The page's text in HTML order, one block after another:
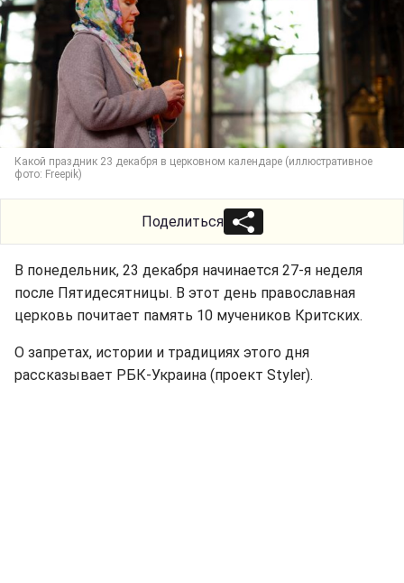
Какой праздник 23 декабря в церковном календаре (иллюстративное
фото: Freepik)
Поделиться
В понедельник, 23 декабря начинается 27-я неделя
после Пятидесятницы. В этот день православная
церковь почитает память 10 мучеников Критских.
О запретах, истории и традициях этого дня
рассказывает РБК-Украина (проект Styler).